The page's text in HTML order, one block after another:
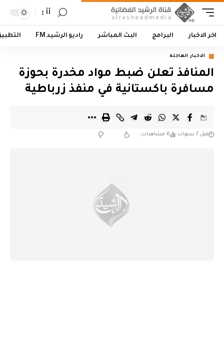
أأ
اخر الاخبار البرامج البث المباشر راديو الرشيد FM
الاخبار العاجلة
المنافذ تعلن ضبط مواد مخدرة بحوزة
مسافرة باكستانية في منفذ زرباطية
قبل 7 سنوات 6 مشاهدات